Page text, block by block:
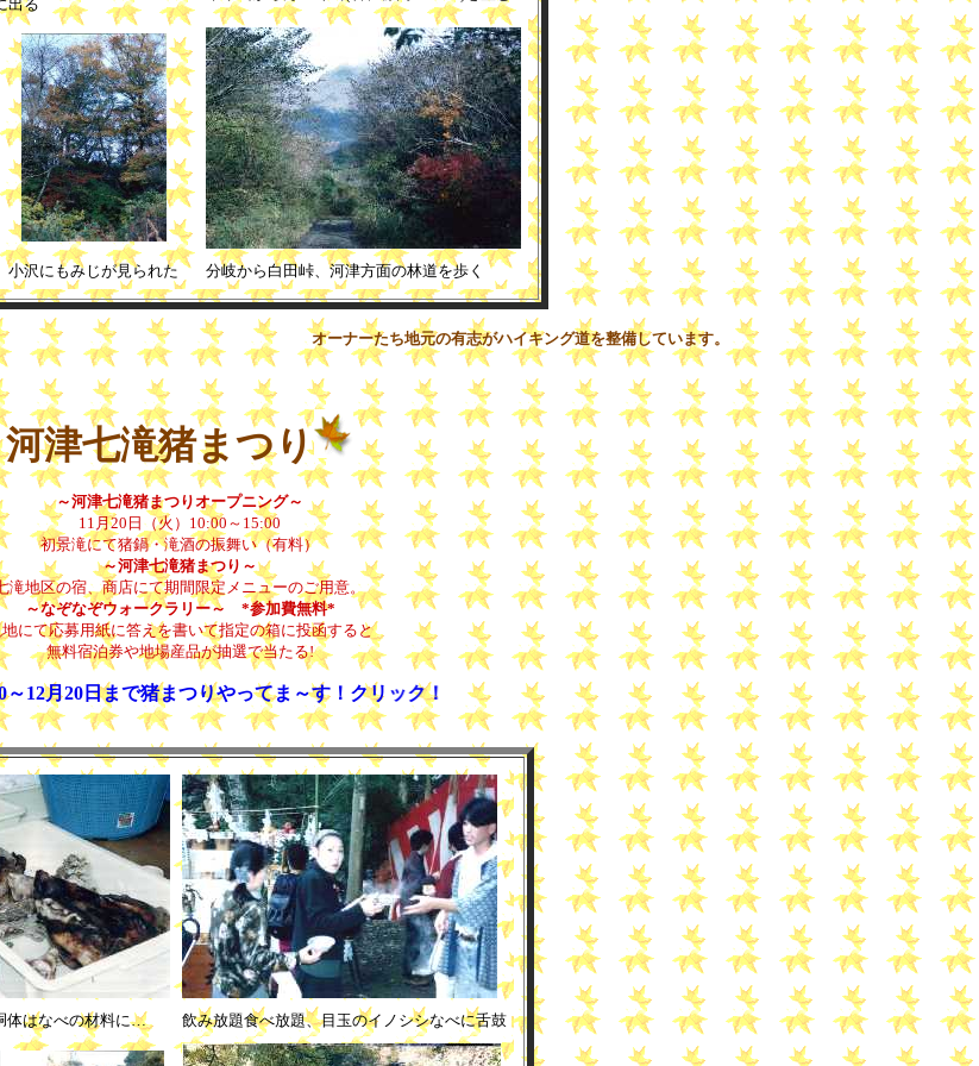
出る
小沢にもみじが見られた 分岐から白田峠、河津方面の林道を歩く
オーナーたち地元の有志がハイキング道を整備しています。こちらをどうぞご覧ください。
河津七滝猪まつり
～河津七滝猪まつりオープニング～
11月20日（火）10:00～15:00
初景滝にて猪鍋・滝酒の振舞い（有料）
～河津七滝猪まつり～
滝地区の宿、商店にて期間限定メニューのご用意。
～なぞなぞウォークラリー～ *参加費無料*
にて応募用紙に答えを書いて指定の箱に投函すると
無料宿泊券や地場産品が抽選で当たる!
20～12月20日まで猪まつりやってま～す！クリック！
体はなべの材料に… 飲み放題食べ放題、目玉のイノシシなべに舌鼓